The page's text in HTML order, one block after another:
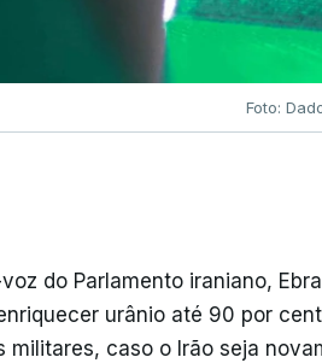
Foto:
do Parlamento iraniano,
urânio até 90 por
militares, caso o Irão seja